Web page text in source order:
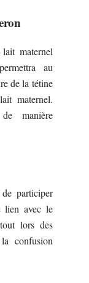
maternel
au
de la tétine
maternel.
manière
participer
lien avec le
lors des
confusion